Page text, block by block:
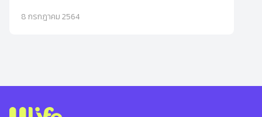
อย่างมั่นใจมากกว่าที่เคย
8 กรกฎาคม 2564